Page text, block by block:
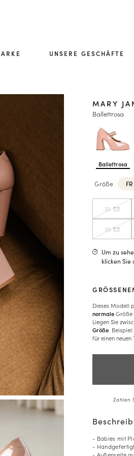
UNSERE GESCHÄFTE
Ballettrosa
MARY
Ballettrosa
Größe FR
35
39
Um zu
klicken
Dieses Modell
normaleGröße
Liegen Sie
Größe .
für einen neuen
Zahlen
- Babies mit
-